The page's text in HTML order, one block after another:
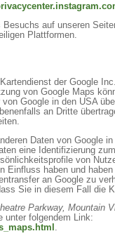
auf unseren
Plattformen.
der Google
von Google Maps
Google in den USA
an Dritte
Daten von Google
eine Identifizierung
von
Einfluss haben und
an Google zu
Sie in diesem Fall die
Parkway, Mountain
unter folgendem Link:
.